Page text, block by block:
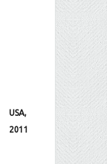
USA,
2011